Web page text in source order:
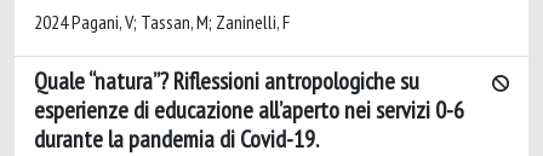
2024 Pagani, V; Tassan, M; Zaninelli, F
Quale “natura”? Riflessioni antropologiche su
esperienze di educazione all’aperto nei servizi 0-6
durante la pandemia di Covid-19.